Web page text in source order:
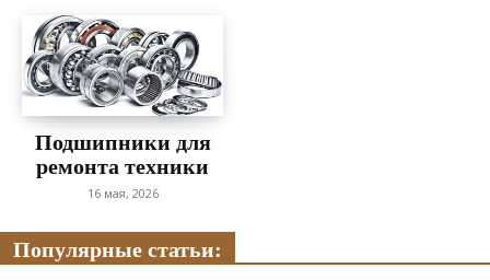
Подшипники для
ремонта техники
16 мая, 2026
Популярные статьи: